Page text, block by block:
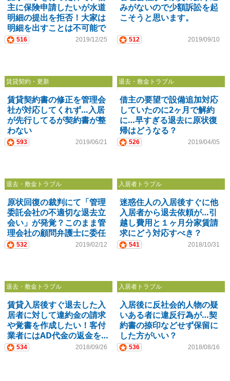
主に保険申請したいが水道
明細の提出を拒否！大家は
明細を出すことは不可能で
すか？
516 2019/12/25
みがないので少額訴訟を起
こそうと思います。
512 2019/09/10
賃貸契約・更新
賃貸契約書の修正を管理会
社が対応してくれず…入居
が先行してるが契約書が整
わない
593 2019/06/21
退去・敷金トラブル
借主の要望で設備追加対応
していたのに2ヶ月で解約
に…早すぎる退去に原状復
帰はどうなる？
526 2019/04/05
退去・敷金トラブル
原状回復の裁判にて「管理
委託会社の不適切な退去立
会い」が発覚？このまま管
理会社の顧問弁護士に委任
すべきか
532 2019/02/12
入居者トラブル
迷惑住人の入居後すぐに他
入居者から退去依頼が…引
越し費用と１ヶ月分家賃請
求にどう対応すべき？
541 2018/10/31
退去・敷金トラブル
賃貸入居後すぐ退去した入
居者に対して違約金の請求
や覚書を作成したい！客付
業者にはAD代金の返金を…
534 2018/09/26
入居者トラブル
入居後に反社会的人物の疑
いある者に違反行為が…契
約書の捺印などせず保留に
した方がいい？
536 2018/08/16